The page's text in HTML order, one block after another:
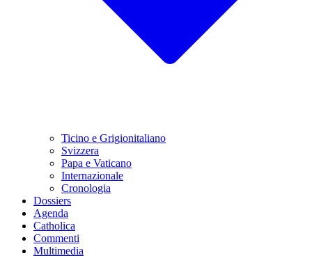
Ticino e Grigionitaliano
Svizzera
Papa e Vaticano
Internazionale
Cronologia
Dossiers
Agenda
Catholica
Commenti
Multimedia